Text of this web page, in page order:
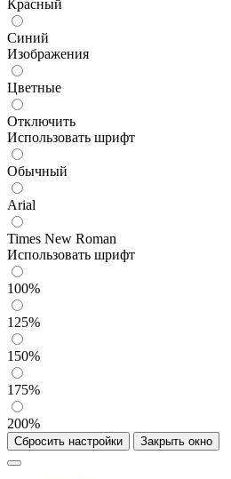
Красный
Синий
Изображения
Цветные
Отключить
Использовать шрифт
Обычный
Arial
Times New Roman
Использовать шрифт
100%
125%
150%
175%
200%
Сбросить настройки Закрыть окно